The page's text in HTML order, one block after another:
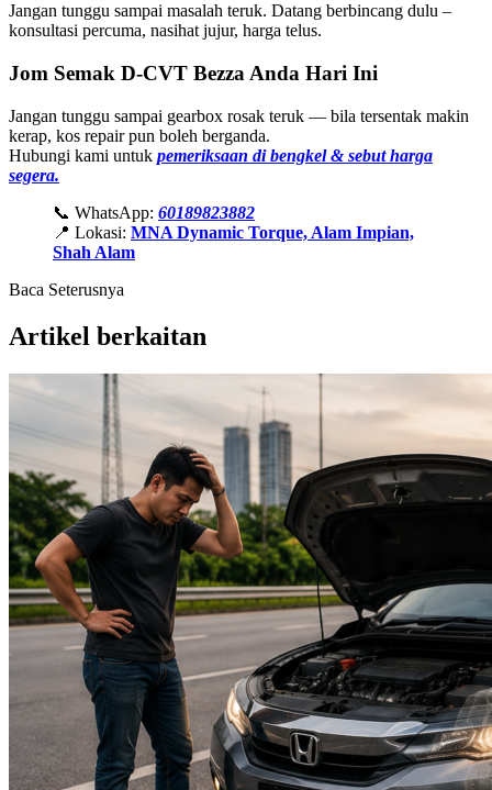
Jangan tunggu sampai masalah teruk. Datang berbincang dulu –
konsultasi percuma, nasihat jujur, harga telus.
Jom Semak D-CVT Bezza Anda Hari Ini
Jangan tunggu sampai gearbox rosak teruk — bila tersentak makin
kerap, kos repair pun boleh berganda.
Hubungi kami untuk pemeriksaan di bengkel & sebut harga
segera.
📞 WhatsApp: 60189823882
📍 Lokasi: MNA Dynamic Torque, Alam Impian,
Shah Alam
Baca Seterusnya
Artikel berkaitan